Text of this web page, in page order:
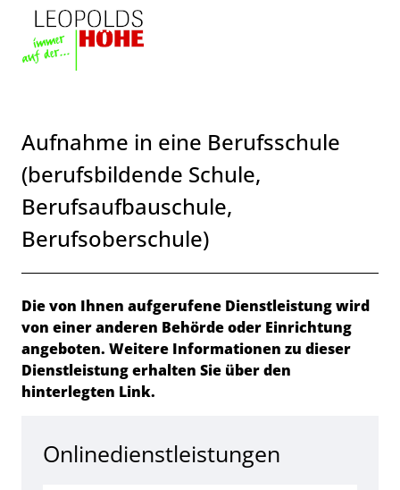
Zum Hauptinhalt springen
Zum Header
Zum Hauptinhalt
Zum Footer
Aufnahme in eine Berufsschule
(berufsbildende Schule,
Berufsaufbauschule,
Berufsoberschule)
Beschreibung
Die von Ihnen aufgerufene Dienstleistung wird
von einer anderen Behörde oder Einrichtung
angeboten. Weitere Informationen zu dieser
Dienstleistung erhalten Sie über den
hinterlegten Link.
Onlinedienstleistungen